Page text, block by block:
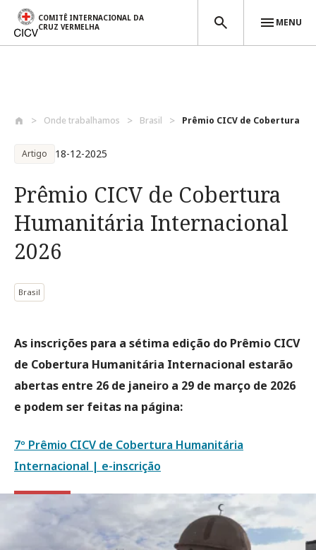
COMITÊ INTERNACIONAL DA
CRUZ VERMELHA
MENU
Onde trabalhamos Brasil Prêmio CICV de Cobertura
Artigo 18-12-2025
Prêmio CICV de Cobertura
Humanitária Internacional
2026
Brasil
As inscrições para a sétima edição do Prêmio CICV
de Cobertura Humanitária Internacional estarão
abertas entre 26 de janeiro a 29 de março de 2026
e podem ser feitas na página:
7º Prêmio CICV de Cobertura Humanitária
Internacional | e-inscrição